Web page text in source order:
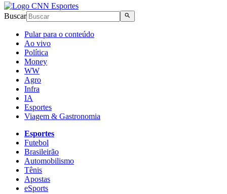
Buscar
Pular para o conteúdo
Ao vivo
Política
Money
WW
Agro
Infra
IA
Esportes
Viagem & Gastronomia
Esportes
Futebol
Brasileirão
Automobilismo
Tênis
Apostas
eSports